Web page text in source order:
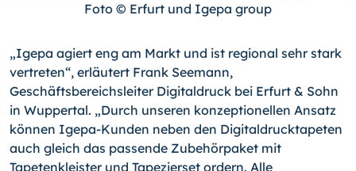
Foto © Erfurt und Igepa group
„Igepa agiert eng am Markt und ist regional sehr stark
vertreten“, erläutert Frank Seemann,
Geschäftsbereichsleiter Digitaldruck bei Erfurt & Sohn
in Wuppertal. „Durch unseren konzeptionellen Ansatz
können Igepa-Kunden neben den Digitaldrucktapeten
auch gleich das passende Zubehörpaket mit
Tapetenkleister und Tapezierset ordern. Alle